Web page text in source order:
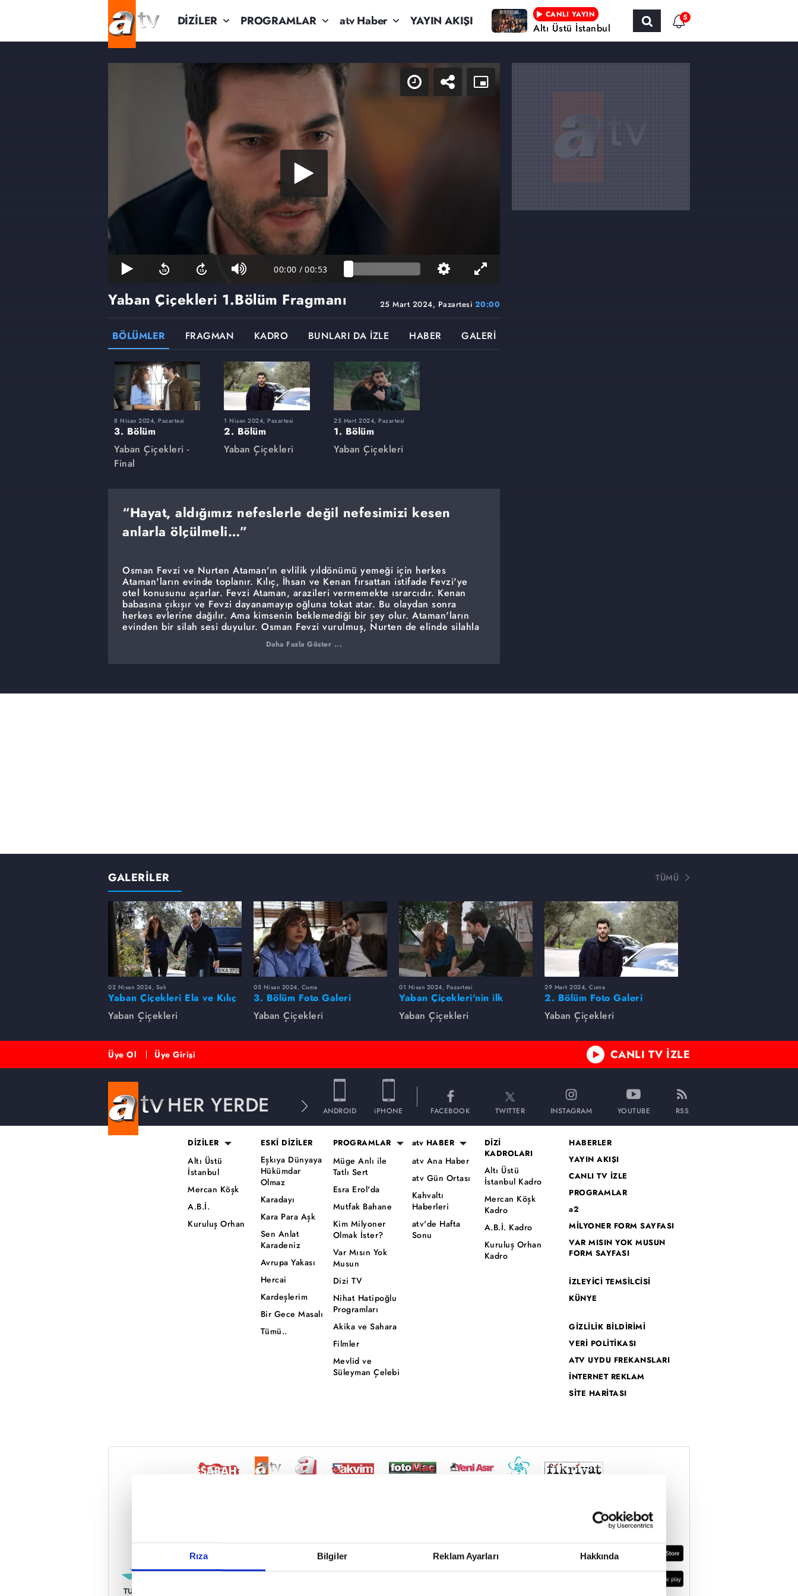
Rıza Bilgiler Reklam Ayarları Hakkında
Reddet
DİZİLER PROGRAMLAR atv Haber YAYIN AKIŞI CANLI YAYIN
Altı Üstü İstanbul
5
00:00 / 00:53
25 Mart 2024, Pazartesi 20:00
Yaban Çiçekleri 1.Bölüm Fragmanı
BÖLÜMLER FRAGMAN KADRO BUNLARI DA İZLE HABER GALERİ
8 Nisan 2024, Pazartesi
3. Bölüm
Yaban Çiçekleri -
Final
1 Nisan 2024, Pazartesi
2. Bölüm
Yaban Çiçekleri
25 Mart 2024, Pazartesi
1. Bölüm
Yaban Çiçekleri
“Hayat, aldığımız nefeslerle değil nefesimizi kesen
anlarla ölçülmeli…”
Osman Fevzi ve Nurten Ataman'ın evlilik yıldönümü yemeği için herkes
Ataman'ların evinde toplanır. Kılıç, İhsan ve Kenan fırsattan istifade Fevzi'ye
otel konusunu açarlar. Fevzi Ataman, arazileri vermemekte ısrarcıdır. Kenan
babasına çıkışır ve Fevzi dayanamayıp oğluna tokat atar. Bu olaydan sonra
herkes evlerine dağılır. Ama kimsenin beklemediği bir şey olur. Ataman'ların
evinden bir silah sesi duyulur. Osman Fevzi vurulmuş, Nurten de elinde silahla
başında bekler vaziyettedir. Kenan ne olduğunu anlamaya çalışırken kız kardeşi
Ela'ya da nasıl anlatacağını düşünür. Bu konuda Kılıç ona yardım eder.
Daha Fazla Göster ...
GALERİLER TÜMÜ
02 Nisan 2024, Salı
Yaban Çiçekleri Ela ve Kılıç
arasında neler yaşanacak?
Yaban Çiçekleri
05 Nisan 2024, Cuma
3. Bölüm Foto Galeri
Yaban Çiçekleri
01 Nisan 2024, Pazartesi
Yaban Çiçekleri'nin ilk
bölümünde neler yaşandı?
Yaban Çiçekleri
29 Mart 2024, Cuma
2. Bölüm Foto Galeri
Yaban Çiçekleri
Üye Ol Üye Girişi CANLI TV İZLE
HER YERDE ANDROID iPHONE FACEBOOK TWITTER INSTAGRAM YOUTUBE RSS
DİZİLER
Altı Üstü
İstanbul
Mercan Köşk
A.B.İ.
Kuruluş Orhan
ESKİ DİZİLER
Eşkıya Dünyaya
Hükümdar
Olmaz
Karadayı
Kara Para Aşk
Sen Anlat
Karadeniz
Avrupa Yakası
Hercai
Kardeşlerim
Bir Gece Masalı
Tümü..
PROGRAMLAR
Müge Anlı ile
Tatlı Sert
Esra Erol'da
Mutfak Bahane
Kim Milyoner
Olmak İster?
Var Mısın Yok
Musun
Dizi TV
Nihat Hatipoğlu
Programları
Akika ve Sahara
Filmler
Mevlid ve
Süleyman Çelebi
atv HABER
atv Ana Haber
atv Gün Ortası
Kahvaltı
Haberleri
atv'de Hafta
Sonu
DİZİ
KADROLARI
Altı Üstü
İstanbul Kadro
Mercan Köşk
Kadro
A.B.İ. Kadro
Kuruluş Orhan
Kadro
HABERLER
YAYIN AKIŞI
CANLI TV İZLE
PROGRAMLAR
a2
MİLYONER FORM SAYFASI
VAR MISIN YOK MUSUN
FORM SAYFASI
İZLEYİCİ TEMSİLCİSİ
KÜNYE
GİZLİLİK BİLDİRİMİ
VERİ POLİTİKASI
ATV UYDU FREKANSLARI
İNTERNET REKLAM
SİTE HARİTASI